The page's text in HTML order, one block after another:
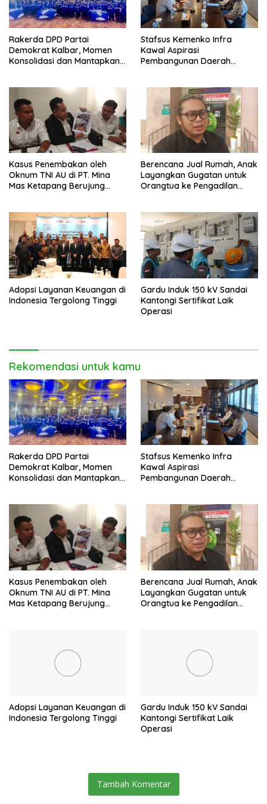
Rakerda DPD Partai
Demokrat Kalbar, Momen
Konsolidasi dan Mantapkan
Stafsus Kemenko Infra
Kawal Aspirasi
Pembangunan Daerah
Kasus Penembakan oleh
Oknum TNI AU di PT. Mina
Mas Ketapang Berujung
Berencana Jual Rumah, Anak
Layangkan Gugatan untuk
Orangtua ke Pengadilan
Adopsi Layanan Keuangan di
Indonesia Tergolong Tinggi
Gardu Induk 150 kV Sandai
Kantongi Sertifikat Laik
Operasi
Rekomendasi untuk kamu
Rakerda DPD Partai
Demokrat Kalbar, Momen
Konsolidasi dan Mantapkan
Stafsus Kemenko Infra
Kawal Aspirasi
Pembangunan Daerah
Kasus Penembakan oleh
Oknum TNI AU di PT. Mina
Mas Ketapang Berujung
Berencana Jual Rumah, Anak
Layangkan Gugatan untuk
Orangtua ke Pengadilan
Adopsi Layanan Keuangan di
Indonesia Tergolong Tinggi
Gardu Induk 150 kV Sandai
Kantongi Sertifikat Laik
Operasi
Tambah Komentar